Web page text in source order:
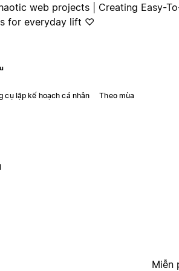
web projects | Creating Easy-
for everyday lift ♡
cụ lập kế hoạch cá nhân Theo mùa
Miễn